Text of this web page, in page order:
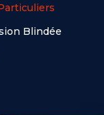
Blindée